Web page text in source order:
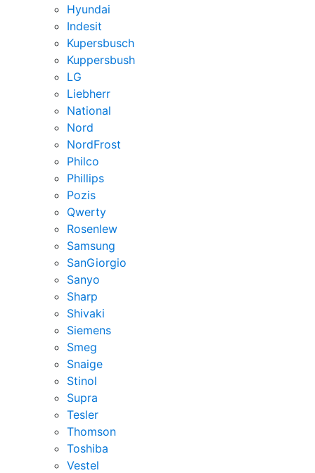
Hyundai
Indesit
Kupersbusch
Kuppersbush
LG
Liebherr
National
Nord
NordFrost
Philco
Phillips
Pozis
Qwerty
Rosenlew
Samsung
SanGiorgio
Sanyo
Sharp
Shivaki
Siemens
Smeg
Snaige
Stinol
Supra
Tesler
Thomson
Toshiba
Vestel